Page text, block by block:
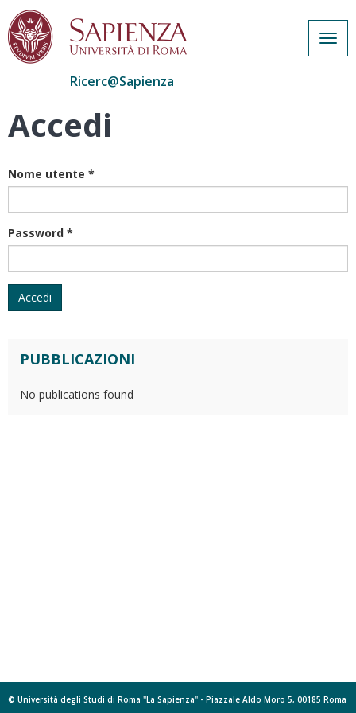
Salta
Ricerc@Sapienza
Accedi
Nome utente *
Password *
Accedi
PUBBLICAZIONI
No publications found
© Università degli Studi di Roma "La Sapienza" - Piazzale Aldo Moro 5, 00185 Roma